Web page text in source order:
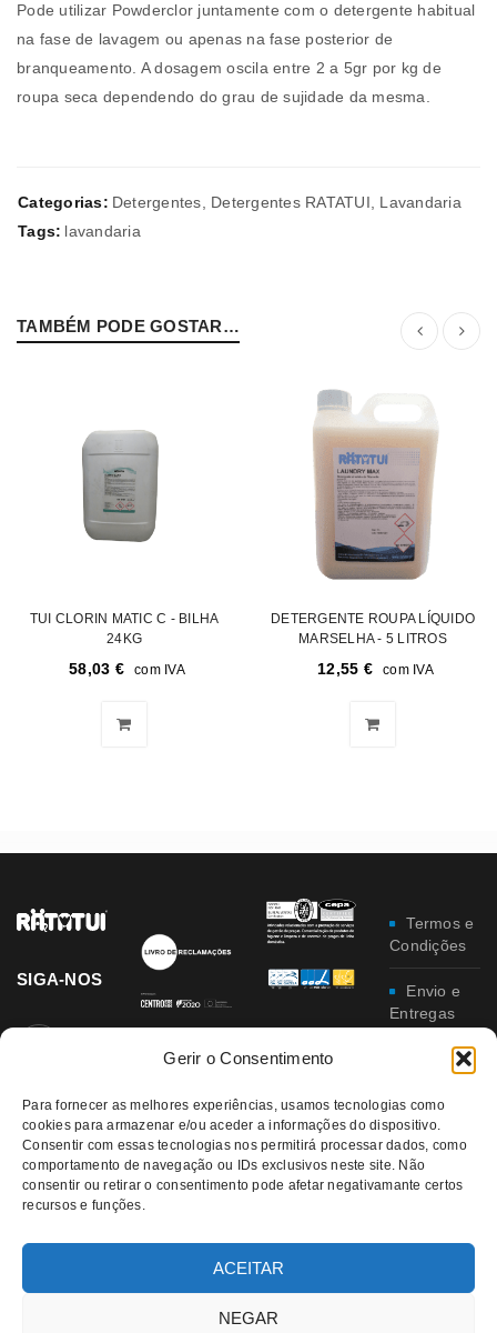
Gerir o Consentimento
Para fornecer as melhores experiências, usamos tecnologias como
cookies para armazenar e/ou aceder a informações do dispositivo.
Consentir com essas tecnologias nos permitirá processar dados, como
comportamento de navegação ou IDs exclusivos neste site. Não
consentir ou retirar o consentimento pode afetar negativamante certos
recursos e funções.
ACEITAR
NEGAR
Pode utilizar Powderclor juntamente com o detergente habitual
na fase de lavagem ou apenas na fase posterior de
branqueamento. A dosagem oscila entre 2 a 5gr por kg de
roupa seca dependendo do grau de sujidade da mesma.
Categorias: Detergentes, Detergentes RATATUI, Lavandaria
Tags: lavandaria
TAMBÉM PODE GOSTAR…
TUI CLORIN MATIC C - BILHA
24KG
58,03 € com IVA
DETERGENTE ROUPA LÍQUIDO
MARSELHA - 5 LITROS
12,55 € com IVA
SIGA-NOS
Termos e
Condições
Envio e
Entregas
Trocas e
Política
de
Privacidade
da